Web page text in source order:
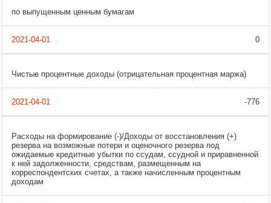
по выпущенным ценным бумагам
0
Чистые процентные доходы (отрицательная процентная маржа)
-776
Расходы на формирование (-)/Доходы от восстановления (+)
резерва на возможные потери и оценочного резерва под
ожидаемые кредитные убытки по ссудам, ссудной и приравненной
к ней задолженности, средствам, размещенным на
корреспондентских счетах, а также начисленным процентным
доходам